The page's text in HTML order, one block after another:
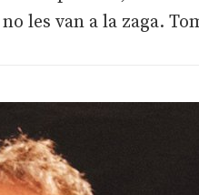
les van a la zaga.